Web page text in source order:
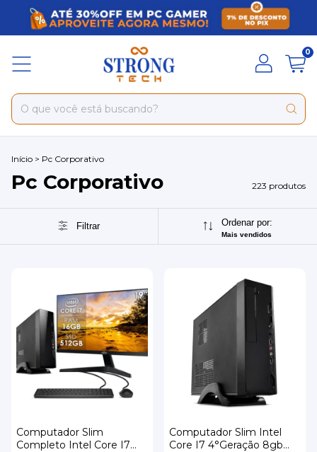
0
Início > Pc Corporativo
Pc Corporativo 223 produtos
Filtrar Ordenar por:
Mais vendidos
Computador Slim
Completo Intel Core I7
Computador Slim Intel
Core I7 4°Geração 8gb